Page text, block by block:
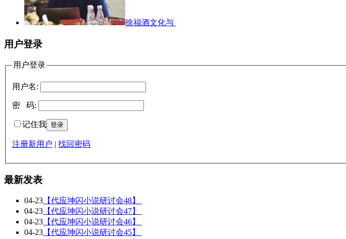
徐福酒文化与
用户登录
用户登录
用户名:
密 码:
记住我
注册新用户 | 找回密码
最新发表
04-23 【代应坤闪小说研讨会48】
04-23 【代应坤闪小说研讨会47】
04-23 【代应坤闪小说研讨会46】
04-23 【代应坤闪小说研讨会45】